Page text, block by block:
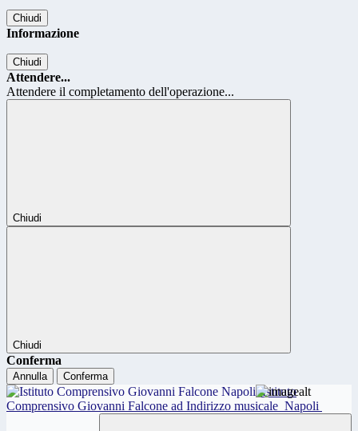
Chiudi
Informazione
Chiudi
Attendere...
Attendere il completamento dell'operazione...
Chiudi
Chiudi
Conferma
Annulla Conferma
Istituto
Comprensivo Giovanni Falcone ad Indirizzo musicale Napoli